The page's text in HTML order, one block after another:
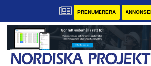
PRENUMERERA